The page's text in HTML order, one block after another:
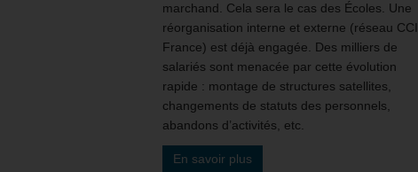
marchand. Cela sera le cas des Écoles. Une
réorganisation interne et externe (réseau CCI
France) est déjà engagée. Des milliers de
salariés sont menacée par cette évolution
rapide : montage de structures satellites,
changements de statuts des personnels,
abandons d’activités, etc.
En savoir plus